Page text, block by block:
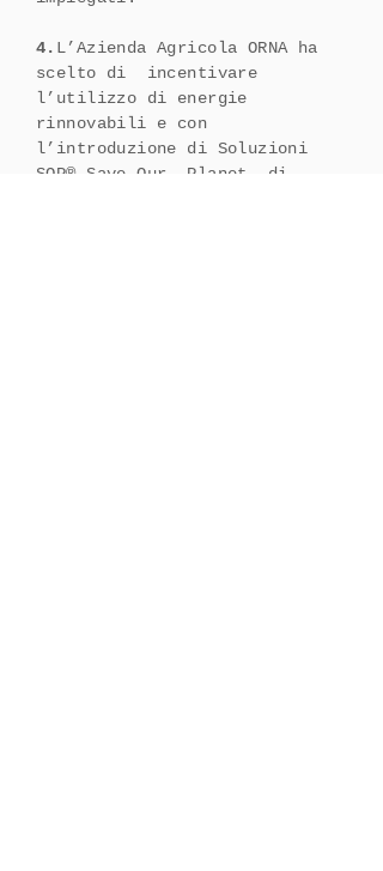
4. L’Azienda Agricola ORNA ha
scelto di incentivare
l’utilizzo di energie
rinnovabili e con
l’introduzione di Soluzioni
SOP® Save Our Planet, di